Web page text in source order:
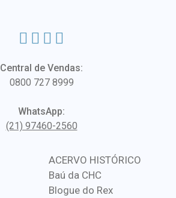
Central de Vendas:
0800 727 8999
WhatsApp:
(21) 97460-2560
ACERVO HISTÓRICO
Baú da CHC
Blogue do Rex